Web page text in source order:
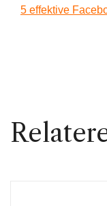
5 effektive